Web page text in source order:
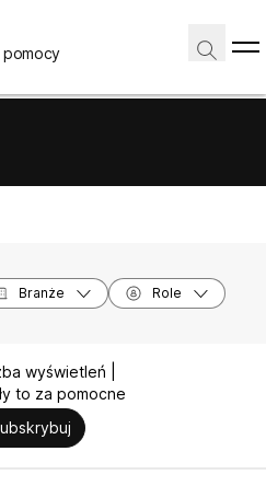
pomocy
Branże Role
wyświetleń |
to za pomocne